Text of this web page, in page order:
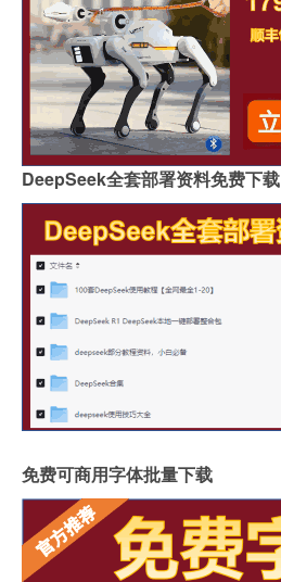
DeepSeek全套部署资料免费下载
免费可商用字体批量下载